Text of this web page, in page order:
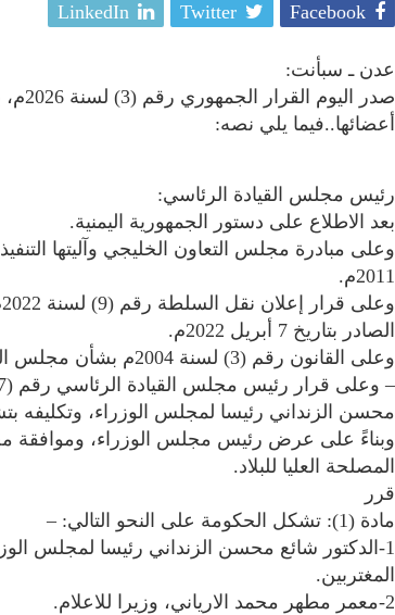
Facebook
Twitter
LinkedIn
عدن ـ سبأنت:
صدر
أعضائها..فيما يلي نصه:
رئيس مجلس القيادة الرئاسي:
بعد الاطلاع على دستور الجمهورية اليمنية.
2011م.
الصادر بتاريخ 7 أبريل 2022م.
وعلى القانون رقم (3) لسنة 2004م بشأن مجلس الوزراء.
محسن الزنداني رئيسا لمجلس الوزراء، وتكليفه
وبناءً على عرض رئيس مجلس الوزراء، وموافقة
المصلحة العليا للبلاد.
قرر
مادة (1): تشكل الحكومة على النحو التالي: –
1-الدكتور شائع محسن الزنداني رئيسا لمجلس
المغتربين.
2-معمر مطهر محمد الارياني، وزيرا للاعلام.